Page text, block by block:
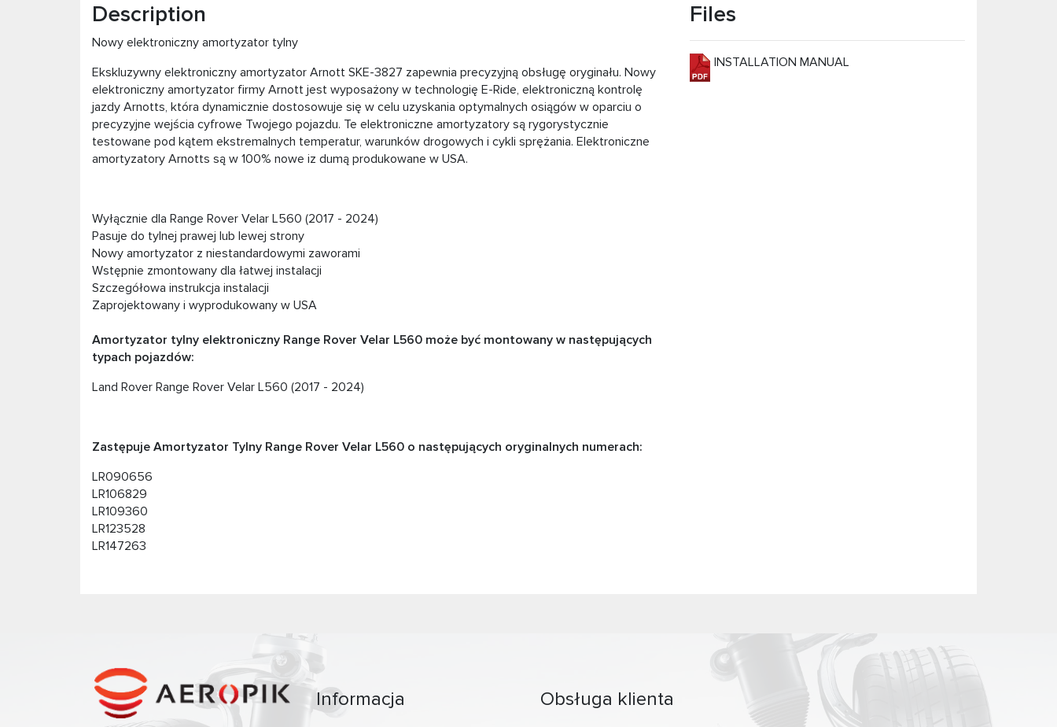
Description
Nowy elektroniczny amortyzator tylny
Ekskluzywny elektroniczny amortyzator Arnott SKE-3827 zapewnia precyzyjną obsługę oryginału. Nowy
elektroniczny amortyzator firmy Arnott jest wyposażony w technologię E-Ride, elektroniczną kontrolę
jazdy Arnotts, która dynamicznie dostosowuje się w celu uzyskania optymalnych osiągów w oparciu o
precyzyjne wejścia cyfrowe Twojego pojazdu. Te elektroniczne amortyzatory są rygorystycznie
testowane pod kątem ekstremalnych temperatur, warunków drogowych i cykli sprężania. Elektroniczne
amortyzatory Arnotts są w 100% nowe iz dumą produkowane w USA.
Wyłącznie dla Range Rover Velar L560 (2017 - 2024)
Pasuje do tylnej prawej lub lewej strony
Nowy amortyzator z niestandardowymi zaworami
Wstępnie zmontowany dla łatwej instalacji
Szczegółowa instrukcja instalacji
Zaprojektowany i wyprodukowany w USA
Amortyzator tylny elektroniczny Range Rover Velar L560 może być montowany w następujących
typach pojazdów:
Land Rover Range Rover Velar L560 (2017 - 2024)
Zastępuje Amortyzator Tylny Range Rover Velar L560 o następujących oryginalnych numerach:
LR090656
LR106829
LR109360
LR123528
LR147263
Files
INSTALLATION MANUAL
Informacja Obsługa klienta